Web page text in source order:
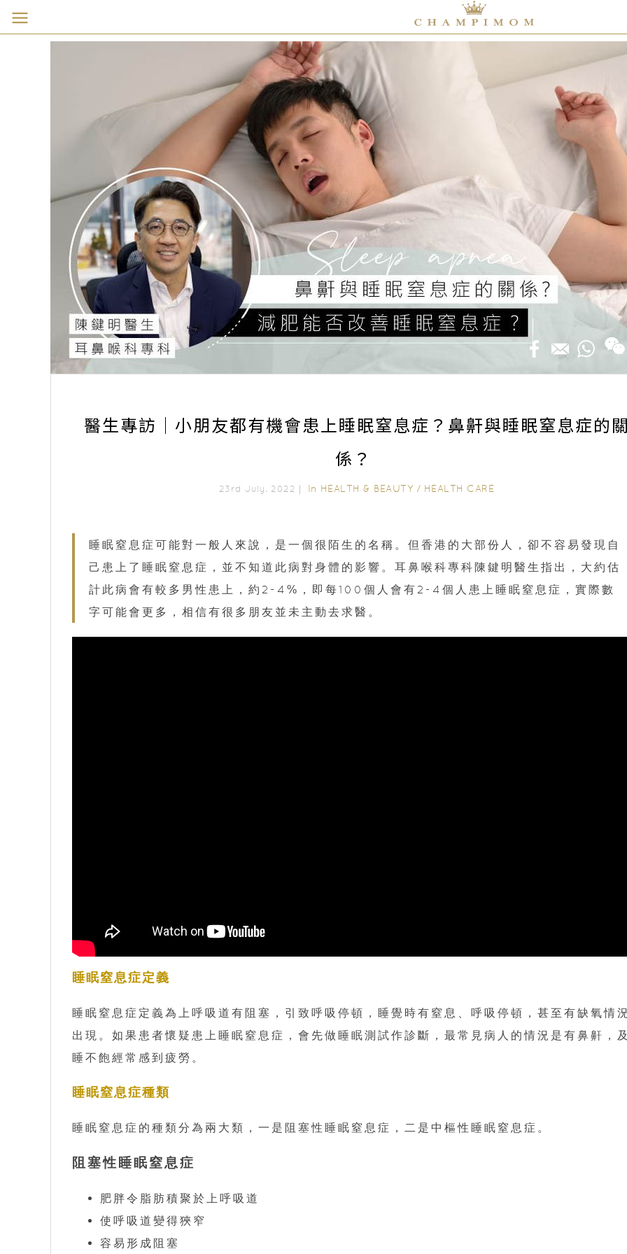
醫生專訪｜小朋友都有機會患上睡眠窒息症？鼻鼾與睡眠窒息症的
係？
23rd July, 2022｜ In HEALTH & BEAUTY / HEALTH CARE
睡眠窒息症可能對一般人來說，是一個很陌生的名稱。但香港的大部份人，卻不容易發現自
己患上了睡眠窒息症，並不知道此病對身體的影響。耳鼻喉科專科陳鍵明醫生指出，大約估
計此病會有較多男性患上，約2-4%，即每100個人會有2-4個人患上睡眠窒息症，實際數
字可能會更多，相信有很多朋友並未主動去求醫。
睡眠窒息症定義
睡眠窒息症定義為上呼吸道有阻塞，引致呼吸停頓，睡覺時有窒息、呼吸停頓，甚至有缺氧情
出現。如果患者懷疑患上睡眠窒息症，會先做睡眠測試作診斷，最常見病人的情況是有鼻鼾，
睡不飽經常感到疲勞。
睡眠窒息症種類
睡眠窒息症的種類分為兩大類，一是阻塞性睡眠窒息症，二是中樞性睡眠窒息症。
阻塞性睡眠窒息症
肥胖令脂肪積聚於上呼吸道
使呼吸道變得狹窄
容易形成阻塞